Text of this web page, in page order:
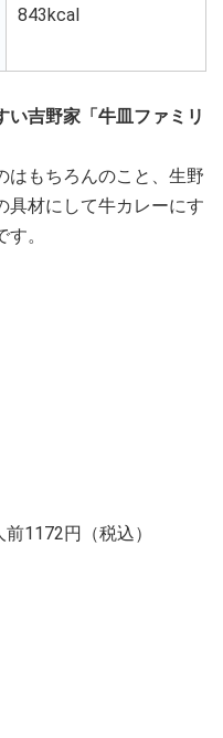
843kcal
い吉野家「牛皿ファミリ
はもちろんのこと、生野
具材にして牛カレーにす
。
1172円（税込）